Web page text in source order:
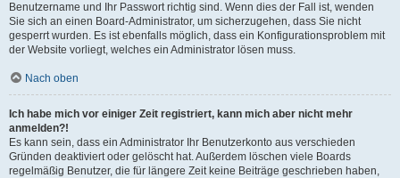
Benutzername und Ihr Passwort richtig sind. Wenn dies der Fall ist, wenden
Sie sich an einen Board-Administrator, um sicherzugehen, dass Sie nicht
gesperrt wurden. Es ist ebenfalls möglich, dass ein Konfigurationsproblem mit
der Website vorliegt, welches ein Administrator lösen muss.
Nach oben
Ich habe mich vor einiger Zeit registriert, kann mich aber nicht mehr
anmelden?!
Es kann sein, dass ein Administrator Ihr Benutzerkonto aus verschieden
Gründen deaktiviert oder gelöscht hat. Außerdem löschen viele Boards
regelmäßig Benutzer, die für längere Zeit keine Beiträge geschrieben haben,